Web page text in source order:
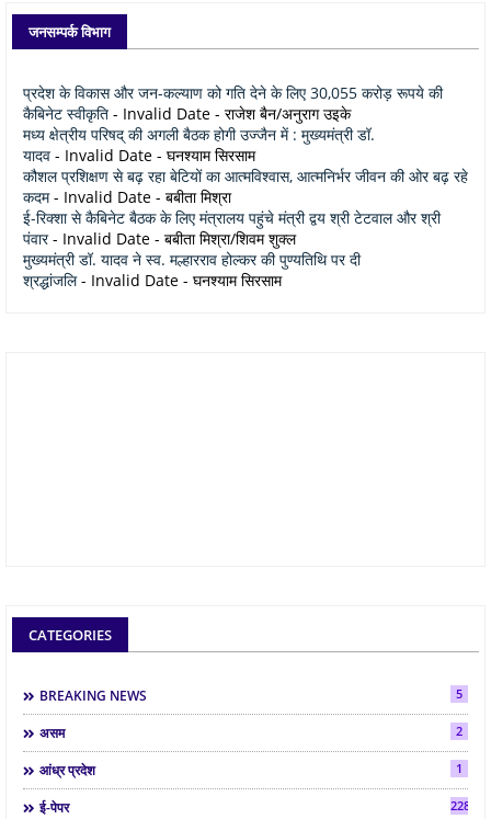
जनसम्पर्क विभाग
प्रदेश के विकास और जन-कल्याण को गति देने के लिए 30,055 करोड़ रूपये की
कैबिनेट स्वीकृति - Invalid Date - राजेश बैन/अनुराग उइके
मध्य क्षेत्रीय परिषद् की अगली बैठक होगी उज्जैन में : मुख्यमंत्री डॉ.
यादव - Invalid Date - घनश्याम सिरसाम
कौशल प्रशिक्षण से बढ़ रहा बेटियों का आत्मविश्वास, आत्मनिर्भर जीवन की ओर बढ़ रहे
कदम- Invalid Date - बबीता मिश्रा
ई-रिक्शा से कैबिनेट बैठक के लिए मंत्रालय पहुंचे मंत्री द्वय श्री टेटवाल और श्री
पंवार- Invalid Date - बबीता मिश्रा/शिवम शुक्ल
मुख्यमंत्री डॉ. यादव ने स्व. मल्हारराव होल्कर की पुण्यतिथि पर दी
श्रद्धांजलि- Invalid Date - घनश्याम सिरसाम
CATEGORIES
BREAKING NEWS 5
असम 2
आंध्र प्रदेश 1
ई-पेपर 2286